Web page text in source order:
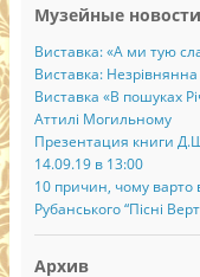
Музейные новости
Виставка: «А ми тую
Виставка:
Виставка «В пошуках
Аттилі Могильному
Презентация книги
14.09.19 в 13:00
10 причин, чому варто
Рубанського “Пісні
Архив